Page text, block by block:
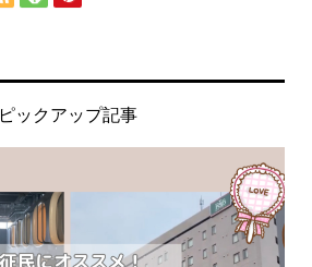
ピックアップ記事